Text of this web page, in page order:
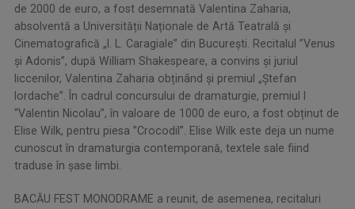
de 2000 de euro, a fost desemnată Valentina Zaharia,
absolventă a Universității Naționale de Artă Teatrală și
Cinematografică „I. L. Caragiale” din București. Recitalul ”Venus
și Adonis”, după William Shakespeare, a convins și juriul
liccenilor, Valentina Zaharia obținând și premiul „Ștefan
Iordache”. În cadrul concursului de dramaturgie, premiul I
“Valentin Nicolau”, în valoare de 1000 de euro, a fost obținut de
Elise Wilk, pentru piesa ”Crocodil”. Elise Wilk este deja un nume
cunoscut în dramaturgia contemporană, textele sale fiind
traduse în șase limbi.
BACĂU FEST MONODRAME a reunit, de asemenea, recitaluri